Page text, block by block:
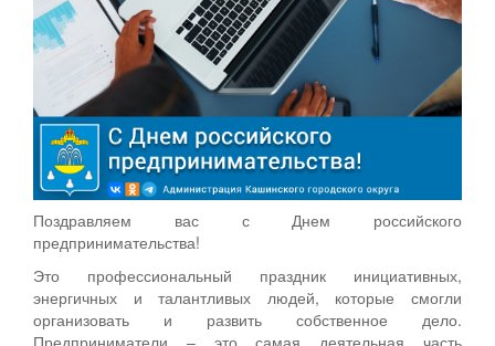
Поздравляем вас с Днем российского
предпринимательства!
Это профессиональный праздник инициативных,
энергичных и талантливых людей, которые смогли
организовать и развить собственное дело.
Предприниматели – это самая деятельная часть